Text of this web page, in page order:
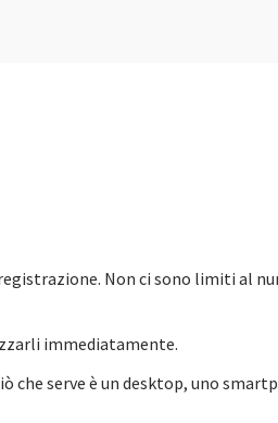
Non ci sono limiti al
immediatamente.
serve è un desktop, uno